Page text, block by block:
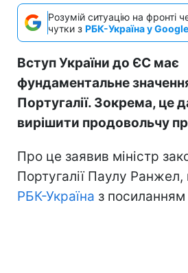
Розумій ситуацію на фронті
чутки з РБК-Україна у Google
Вступ України до ЄС має
фундаментальне
Португалії. Зокрема, це
вирішити продовольчу
Про це заявив міністр
Португалії Паулу Ранжел,
РБК-Україна з посиланням